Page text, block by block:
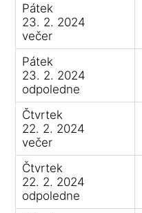
Pátek
23. 2. 2024
večer
Pátek
23. 2. 2024
odpoledne
Čtvrtek
22. 2. 2024
večer
Čtvrtek
22. 2. 2024
odpoledne